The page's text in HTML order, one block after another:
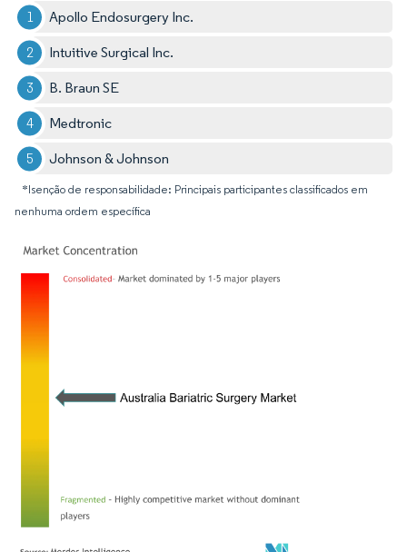
Apollo Endosurgery Inc.
Intuitive Surgical Inc.
B. Braun SE
Medtronic
Johnson & Johnson
*Isenção de responsabilidade: Principais participantes classificados em
nenhuma ordem específica